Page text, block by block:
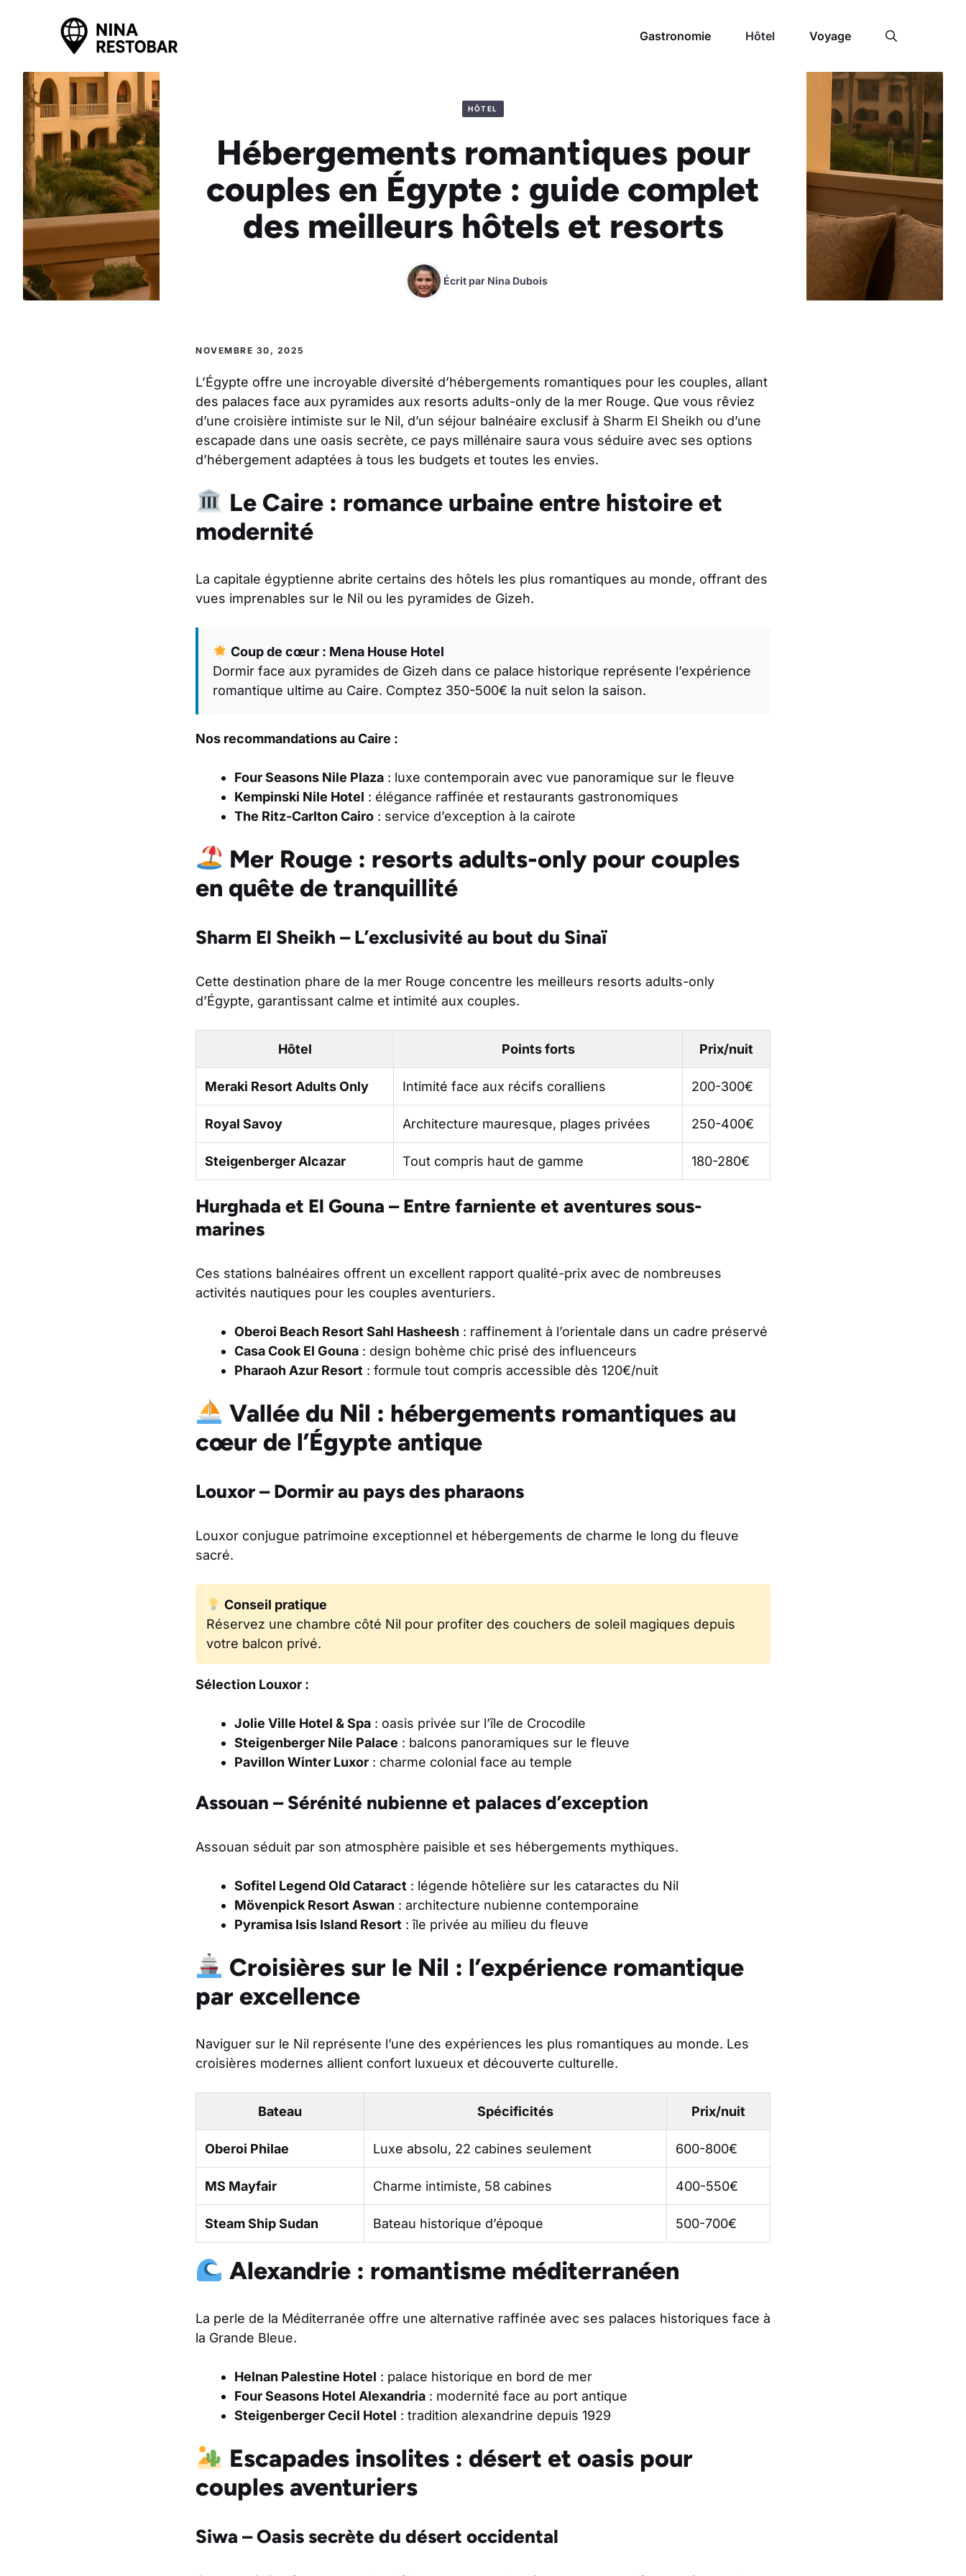
Gastronomie Hôtel Voyage
HÔTEL
Hébergements romantiques pour
couples en Égypte : guide complet
des meilleurs hôtels et resorts
Écrit par Nina Dubois
NOVEMBRE 30, 2025
L’Égypte offre une incroyable diversité d’hébergements romantiques pour les couples, allant
des palaces face aux pyramides aux resorts adults-only de la mer Rouge. Que vous rêviez
d’une croisière intimiste sur le Nil, d’un séjour balnéaire exclusif à Sharm El Sheikh ou d’une
escapade dans une oasis secrète, ce pays millénaire saura vous séduire avec ses options
d’hébergement adaptées à tous les budgets et toutes les envies.
Le Caire : romance urbaine entre histoire et
modernité
La capitale égyptienne abrite certains des hôtels les plus romantiques au monde, offrant des
vues imprenables sur le Nil ou les pyramides de Gizeh.
Coup de cœur : Mena House Hotel
Dormir face aux pyramides de Gizeh dans ce palace historique représente l’expérience
romantique ultime au Caire. Comptez 350-500€ la nuit selon la saison.
Nos recommandations au Caire :
Four Seasons Nile Plaza : luxe contemporain avec vue panoramique sur le fleuve
Kempinski Nile Hotel : élégance raffinée et restaurants gastronomiques
The Ritz-Carlton Cairo : service d’exception à la cairote
Mer Rouge : resorts adults-only pour couples
en quête de tranquillité
Sharm El Sheikh – L’exclusivité au bout du Sinaï
Cette destination phare de la mer Rouge concentre les meilleurs resorts adults-only
d’Égypte, garantissant calme et intimité aux couples.
Hôtel Points forts Prix/nuit
Meraki Resort Adults Only Intimité face aux récifs coralliens 200-300€
Royal Savoy Architecture mauresque, plages privées 250-400€
Steigenberger Alcazar Tout compris haut de gamme 180-280€
Hurghada et El Gouna – Entre farniente et aventures sous-
marines
Ces stations balnéaires offrent un excellent rapport qualité-prix avec de nombreuses
activités nautiques pour les couples aventuriers.
Oberoi Beach Resort Sahl Hasheesh : raffinement à l’orientale dans un cadre préservé
Casa Cook El Gouna : design bohème chic prisé des influenceurs
Pharaoh Azur Resort : formule tout compris accessible dès 120€/nuit
Vallée du Nil : hébergements romantiques au
cœur de l’Égypte antique
Louxor – Dormir au pays des pharaons
Louxor conjugue patrimoine exceptionnel et hébergements de charme le long du fleuve
sacré.
Conseil pratique
Réservez une chambre côté Nil pour profiter des couchers de soleil magiques depuis
votre balcon privé.
Sélection Louxor :
Jolie Ville Hotel & Spa : oasis privée sur l’île de Crocodile
Steigenberger Nile Palace : balcons panoramiques sur le fleuve
Pavillon Winter Luxor : charme colonial face au temple
Assouan – Sérénité nubienne et palaces d’exception
Assouan séduit par son atmosphère paisible et ses hébergements mythiques.
Sofitel Legend Old Cataract : légende hôtelière sur les cataractes du Nil
Mövenpick Resort Aswan : architecture nubienne contemporaine
Pyramisa Isis Island Resort : île privée au milieu du fleuve
Croisières sur le Nil : l’expérience romantique
par excellence
Naviguer sur le Nil représente l’une des expériences les plus romantiques au monde. Les
croisières modernes allient confort luxueux et découverte culturelle.
Bateau Spécificités Prix/nuit
Oberoi Philae Luxe absolu, 22 cabines seulement 600-800€
MS Mayfair Charme intimiste, 58 cabines 400-550€
Steam Ship Sudan Bateau historique d’époque 500-700€
Alexandrie : romantisme méditerranéen
La perle de la Méditerranée offre une alternative raffinée avec ses palaces historiques face à
la Grande Bleue.
Helnan Palestine Hotel : palace historique en bord de mer
Four Seasons Hotel Alexandria : modernité face au port antique
Steigenberger Cecil Hotel : tradition alexandrine depuis 1929
Escapades insolites : désert et oasis pour
couples aventuriers
Siwa – Oasis secrète du désert occidental